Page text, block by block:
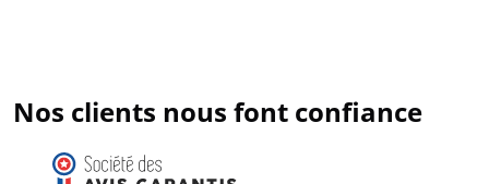
Nos clients nous font confiance